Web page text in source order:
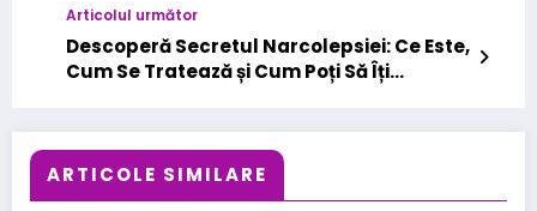
Articolul următor
Descoperă Secretul Narcolepsiei: Ce Este,
Cum Se Tratează și Cum Poți Să Îți
ARTICOLE SIMILARE